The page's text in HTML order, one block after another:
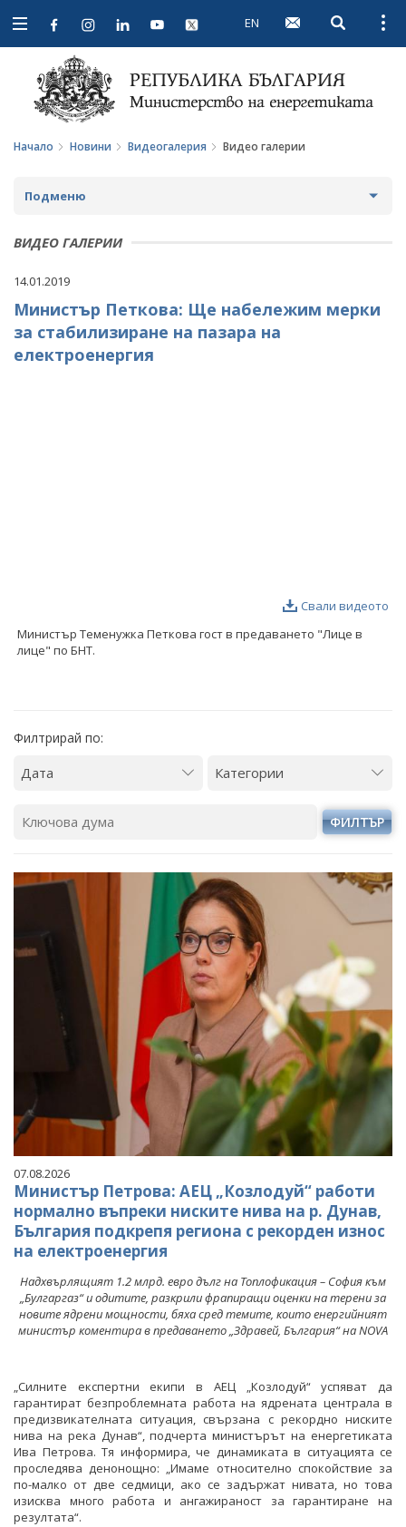
Open
navigation
EN Open
Начало Новини Видеогалерия Видео галерии
Подменю
НОВИНИ
ПРЕДСТОЯЩИ СЪБИТИЯ
ЗА ОБЩЕСТВЕНО ОБСЪЖДАНЕ
ПРОЕКТИ ЗА ОБЩЕСТВЕНО ОБСЪЖДАНЕ
ВИДЕО ГАЛЕРИИ
14.01.2019
Министър Петкова: Ще набележим мерки
за стабилизиране на пазара на
електроенергия
Свали видеото
Министър Теменужка Петкова гост в предаването "Лице в
лице" по БНТ.
Филтрирай по:
ФИЛТЪР
07.08.2026
Министър Петрова: АЕЦ „Козлодуй“ работи
нормално въпреки ниските нива на р. Дунав,
България подкрепя региона с рекорден износ
на електроенергия
Надхвърлящият 1.2 млрд. евро дълг на Топлофикация – София към
„Булгаргаз“ и одитите, разкрили фрапиращи оценки на терени за
новите ядрени мощности, бяха сред темите, които енергийният
министър коментира в предаването „Здравей, България“ на NOVA
„Силните експертни екипи в АЕЦ „Козлодуй“ успяват да
гарантират безпроблемната работа на ядрената централа в
предизвикателната ситуация, свързана с рекордно ниските
нива на река Дунав“, подчерта министърът на енергетиката
Ива Петрова. Тя информира, че динамиката в ситуацията се
проследява денонощно: „Имаме относително спокойствие за
по-малко от две седмици, ако се задържат нивата, но това
изисква много работа и ангажираност за гарантиране на
резултата“.